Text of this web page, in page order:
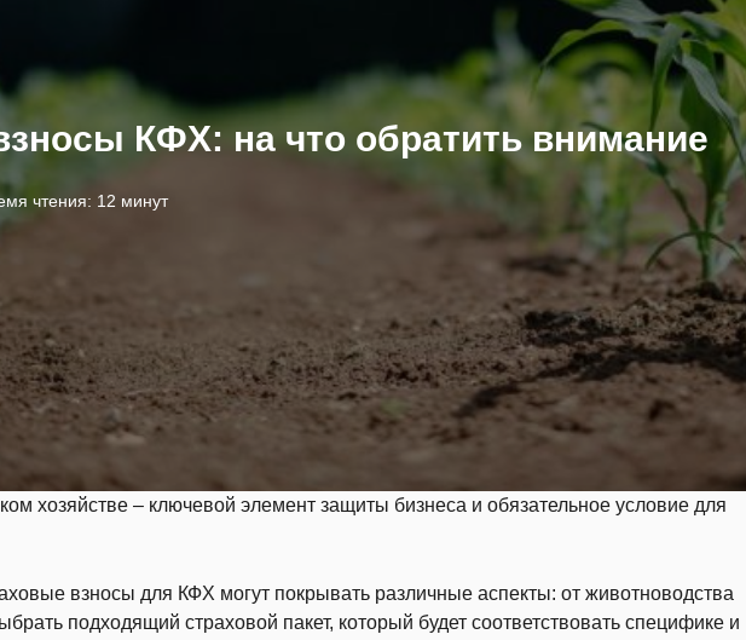
КФХ: на что обратить внимание
чтения: 12 минут
хозяйстве – ключевой элемент защиты бизнеса и обязательное условие для
взносы для КФХ могут покрывать различные аспекты: от животноводства
подходящий страховой пакет, который будет соответствовать специфике и